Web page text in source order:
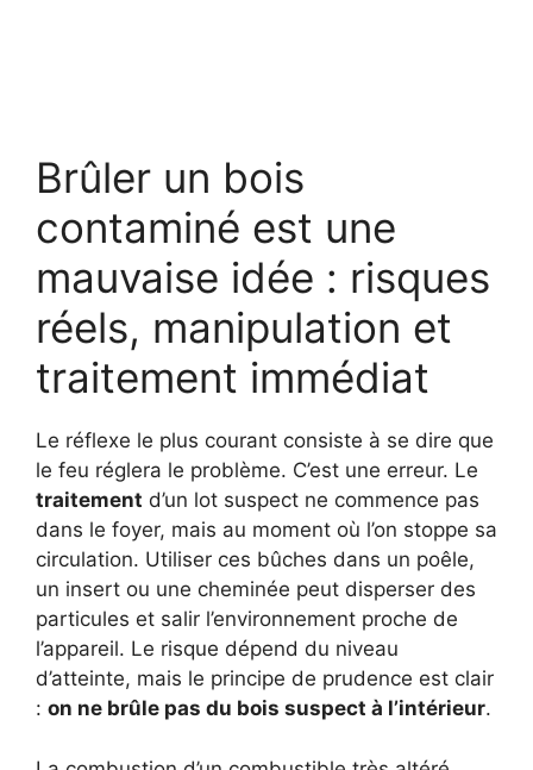
Brûler un bois
contaminé est une
mauvaise idée : risques
réels, manipulation et
traitement immédiat
Le réflexe le plus courant consiste à se dire que
le feu réglera le problème. C’est une erreur. Le
traitement d’un lot suspect ne commence pas
dans le foyer, mais au moment où l’on stoppe sa
circulation. Utiliser ces bûches dans un poêle,
un insert ou une cheminée peut disperser des
particules et salir l’environnement proche de
l’appareil. Le risque dépend du niveau
d’atteinte, mais le principe de prudence est clair
: on ne brûle pas du bois suspect à l’intérieur.